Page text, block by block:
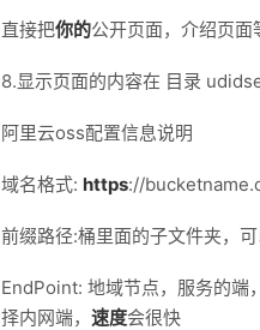
直接把你的公开页面，介绍页
8.显示页面的内容在 目录
阿里云oss配置信息说明
域名格式: https://
前缀路径:桶里面的子文件夹，
EndPoint: 地域节点，服务的端
择内网端， 速度会很快